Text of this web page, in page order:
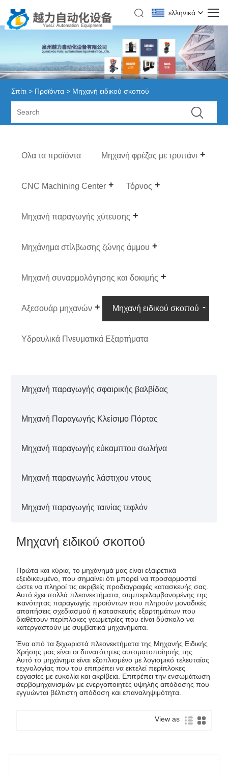
ελληνικά
Σπίτι > Προϊόντα > Μηχανή ειδικού σκοπού
Ολα τα προϊόντα Μηχανή φρέζας με τρυπάνι
CNC Machining Center Τόρνος
Μηχανή παραγωγής χύτευσης
Μηχάνημα στίλβωσης ζώνης άμμου
Μηχανή συναρμολόγησης και δοκιμής
Αξεσουάρ μηχανών Μηχανή ειδικού σκοπού
Υδραυλικά Πνευματικά Εξαρτήματα
Μηχανή παραγωγής σφαιρικής βαλβίδας
Μηχανή Παραγωγής Κλείσιμο Πόρτας
Μηχανή παραγωγής εύκαμπτου σωλήνα
Μηχανή παραγωγής λάστιχου ντους
Μηχανή παραγωγής ταινίας τεφλόν
Μηχανή ειδικού σκοπού
Πρώτα και κύρια, το μηχάνημά μας είναι εξαιρετικά
εξειδικευμένο, που σημαίνει ότι μπορεί να προσαρμοστεί
ώστε να πληροί τις ακριβείς προδιαγραφές κατασκευής σας.
Αυτό έχει πολλά πλεονεκτήματα, συμπεριλαμβανομένης της
ικανότητας παραγωγής προϊόντων που πληρούν μοναδικές
απαιτήσεις σχεδιασμού ή κατασκευής εξαρτημάτων που
διαθέτουν περίπλοκες γεωμετρίες που είναι δύσκολο να
κατεργαστούν με συμβατικά μηχανήματα.
Ένα από τα ξεχωριστά πλεονεκτήματα της Μηχανής Ειδικής
Χρήσης μας είναι οι δυνατότητες αυτοματοποίησής της.
Αυτό το μηχάνημα είναι εξοπλισμένο με λογισμικό τελευταίας
τεχνολογίας που του επιτρέπει να εκτελεί περίπλοκες
εργασίες με ευκολία και ακρίβεια. Επιτρέπει την ενσωμάτωση
σερβομηχανισμών με ενεργοποιητές υψηλής απόδοσης που
εγγυώνται βέλτιστη απόδοση και επαναληψιμότητα.
View as